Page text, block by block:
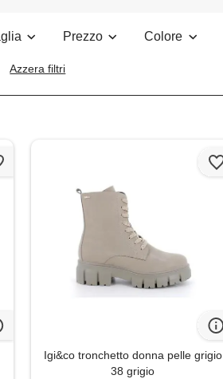
Prezzo Colore
Azzera filtri
Igi&co tronchetto donna pelle grigio
38 grigio